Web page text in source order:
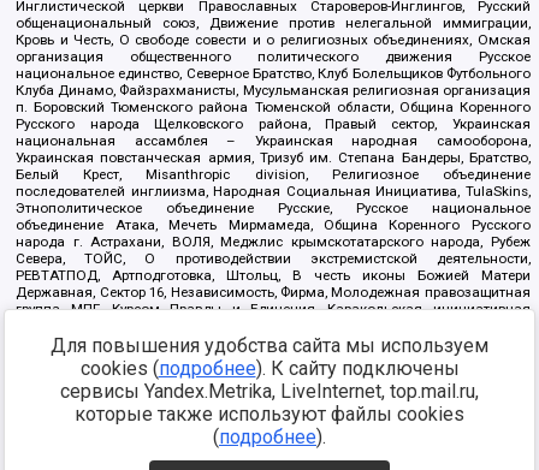
Инглистической церкви Православных Староверов-Инглингов, Русский
общенациональный союз, Движение против нелегальной иммиграции,
Кровь и Честь, О свободе совести и о религиозных объединениях, Омская
организация общественного политического движения Русское
национальное единство, Северное Братство, Клуб Болельщиков Футбольного
Клуба Динамо, Файзрахманисты, Мусульманская религиозная организация
п. Боровский Тюменского района Тюменской области, Община Коренного
Русского народа Щелковского района, Правый сектор, Украинская
национальная ассамблея – Украинская народная самооборона,
Украинская повстанческая армия, Тризуб им. Степана Бандеры, Братство,
Белый Крест, Misanthropic division, Религиозное объединение
последователей инглиизма, Народная Социальная Инициатива, TulaSkins,
Этнополитическое объединение Русские, Русское национальное
объединение Атака, Мечеть Мирмамеда, Община Коренного Русского
народа г. Астрахани, ВОЛЯ, Меджлис крымскотатарского народа, Рубеж
Севера, ТОЙС, О противодействии экстремистской деятельности,
РЕВТАТПОД, Артподготовка, Штольц, В честь иконы Божией Матери
Державная, Сектор 16, Независимость, Фирма, Молодежная правозащитная
группа МПГ, Курсом Правды и Единения, Каракольская инициативная
Благотворительный пансионат Ак Умут, Русская республика Русь,
Арестантское уголовное единство, Башкорт, Нация и свобода, W.H.С., Фалунь
Дафа, Иртыш Ultras, Русский Патриотический клуб-Новокузнецк/РПК,
Сибирский державный союз, Фонд борьбы с коррупцией, Фонд защиты прав
граждан, Штабы Навального, Совет граждан СССР Прикубанского округа г.
Краснодара
https://minjust.gov.ru/ru/documents/7822/
Для повышения удобства сайта мы используем
cookies (подробнее). К сайту подключены
сервисы Yandex.Metrika, LiveInternet, top.mail.ru,
которые также используют файлы cookies
(подробнее).